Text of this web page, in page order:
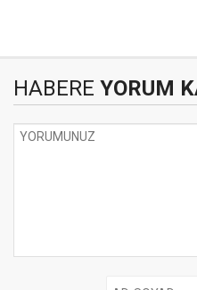
HABERE YORUM